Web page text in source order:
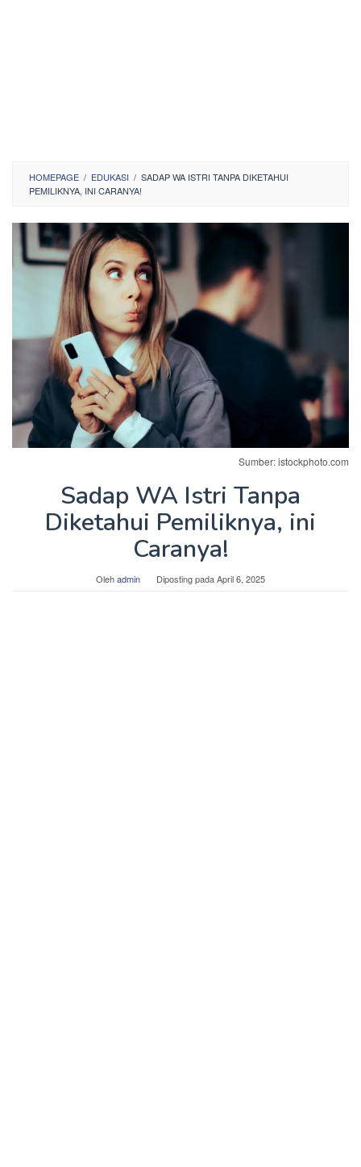
HOMEPAGE / EDUKASI / SADAP WA ISTRI TANPA DIKETAHUI
PEMILIKNYA, INI CARANYA!
Sumber: istockphoto.com
Sadap WA Istri Tanpa
Diketahui Pemiliknya, ini
Caranya!
Olehadmin Diposting padaApril 6, 2025